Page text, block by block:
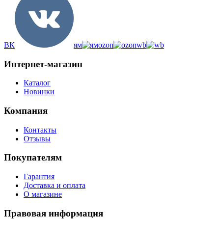
ВК ям ozon wb
Интернет-магазин
Каталог
Новинки
Компания
Контакты
Отзывы
Покупателям
Гарантия
Доставка и оплата
О магазине
Правовая информация